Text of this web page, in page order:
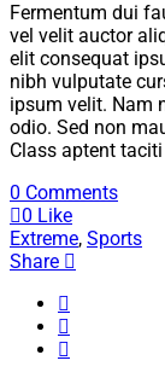
Fermentum dui
vel velit auctor
elit consequat
nibh vulputate
ipsum velit. Nam
odio. Sed non
Class aptent
0 Comments
0 Like
Extreme, Sports
Share